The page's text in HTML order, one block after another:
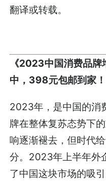
翻译或转载。
《2023中国消费品
中，398元包邮到家！
2023年，是中国的消
牌在整体复苏态势下
响逐渐褪去，但时代
分。2023年上半年外
了中国这块市场的吸